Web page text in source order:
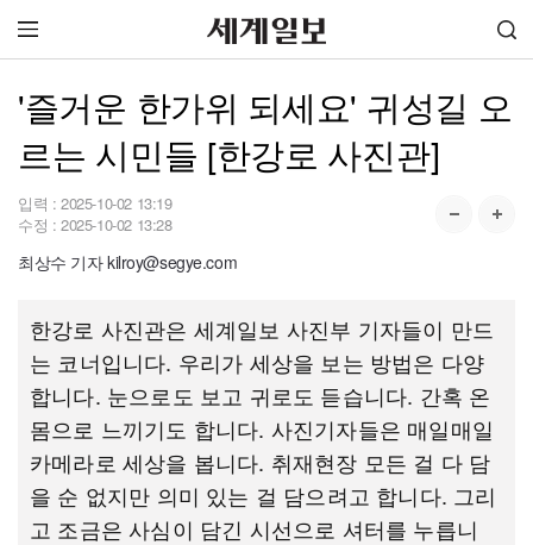
'즐거운 한가위 되세요' 귀성길 오
르는 시민들 [한강로 사진관]
입력 : 2025-10-02 13:19
수정 : 2025-10-02 13:28
최상수 기자 kilroy@segye.com
한강로 사진관은 세계일보 사진부 기자들이 만드
는 코너입니다. 우리가 세상을 보는 방법은 다양
합니다. 눈으로도 보고 귀로도 듣습니다. 간혹 온
몸으로 느끼기도 합니다. 사진기자들은 매일매일
카메라로 세상을 봅니다. 취재현장 모든 걸 다 담
을 순 없지만 의미 있는 걸 담으려고 합니다. 그리
고 조금은 사심이 담긴 시선으로 셔터를 누릅니